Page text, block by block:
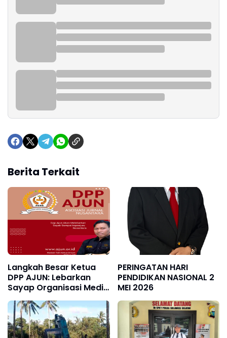
Berita Terkait
Langkah Besar Ketua
DPP AJUN: Lebarkan
Sayap Organisasi Media
Hingga ke Penjuru
Nusantara
PERINGATAN HARI
PENDIDIKAN NASIONAL 2
MEI 2026